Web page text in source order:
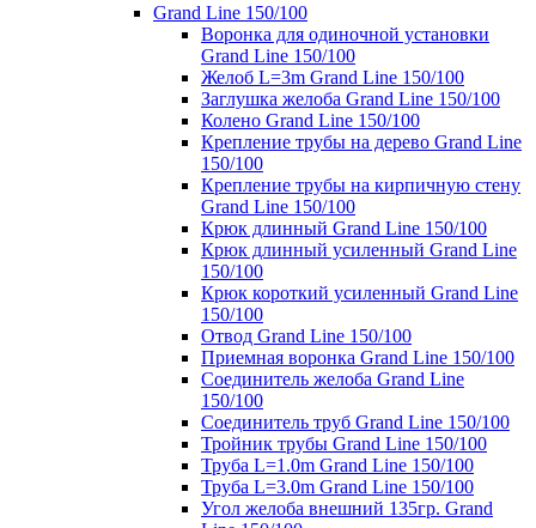
Grand Line 150/100
Воронка для одиночной установки
Grand Line 150/100
Желоб L=3m Grand Line 150/100
Заглушка желоба Grand Line 150/100
Колено Grand Line 150/100
Крепление трубы на дерево Grand Line
150/100
Крепление трубы на кирпичную стену
Grand Line 150/100
Крюк длинный Grand Line 150/100
Крюк длинный усиленный Grand Line
150/100
Крюк короткий усиленный Grand Line
150/100
Отвод Grand Line 150/100
Приемная воронка Grand Line 150/100
Соединитель желоба Grand Line
150/100
Соединитель труб Grand Line 150/100
Тройник трубы Grand Line 150/100
Труба L=1.0m Grand Line 150/100
Труба L=3.0m Grand Line 150/100
Угол желоба внешний 135гр. Grand